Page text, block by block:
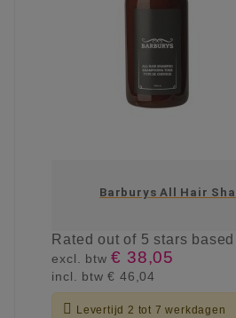
Barburys All Hair
Ratedout of 5 stars based
excl. btw€ 38,05
incl. btw€ 46,04
 Levertijd 2 tot 7 werkdagen